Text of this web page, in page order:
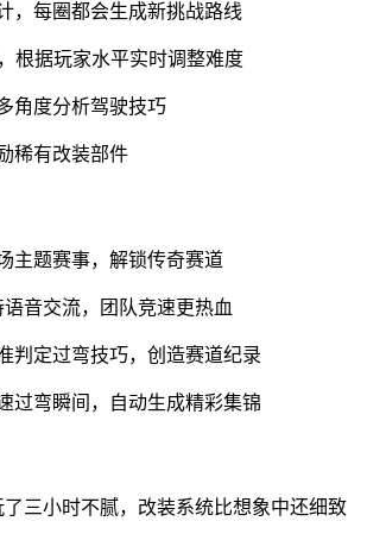
，每圈都会生成新挑战路线
根据玩家水平实时调整难度
角度分析驾驶技巧
稀有改装部件
主题赛事，解锁传奇赛道
音交流，团队竞速更热血
判定过弯技巧，创造赛道纪录
过弯瞬间，自动生成精彩集锦
三小时不腻，改装系统比想象中还细致